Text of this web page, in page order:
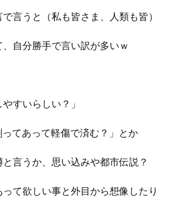
言うと（私も皆さま、人類も皆）
自分勝手で言い訳が多いｗ
すいらしい？」
ってあって軽傷で済む？」とか
言うか、思い込みや都市伝説？
て欲しい事と外目から想像したり